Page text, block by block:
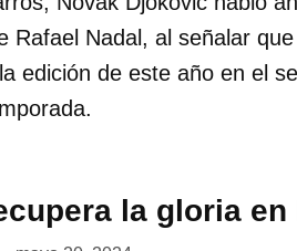
Rafael Nadal, al señalar
edición de este año en el
la gloria en